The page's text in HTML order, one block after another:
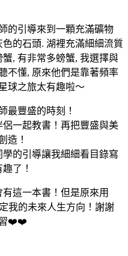
的引導來到一顆充滿礦物
的石頭. 湖裡充滿細細流質
, 有非常多螃蟹, 我選擇與
不懂, 原來他們是靠著頻率
球之旅太有趣啦～
最豐盛的時刻！
一起教書！再把豐盛與美
造！
的引導讓我細細看目錄寫
了！
這一本書！但是原來用
我的未來人生方向！謝謝
習❤️❤️